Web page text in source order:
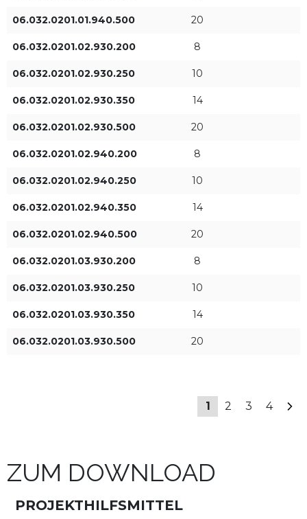
Leuchtenlichtstrom [lm] Verteilungswinkel [°]
45°
250mA
FILTER ANWENDEN
06.032.0201.01.940.500 20
06.032.0201.02.930.200 8
06.032.0201.02.930.250 10
06.032.0201.02.930.350 14
06.032.0201.02.930.500 20
06.032.0201.02.940.200 8
06.032.0201.02.940.250 10
06.032.0201.02.940.350 14
06.032.0201.02.940.500 20
06.032.0201.03.930.200 8
06.032.0201.03.930.250 10
06.032.0201.03.930.350 14
06.032.0201.03.930.500 20
1 2 3 4
ZUM DOWNLOAD
PROJEKTHILFSMITTEL